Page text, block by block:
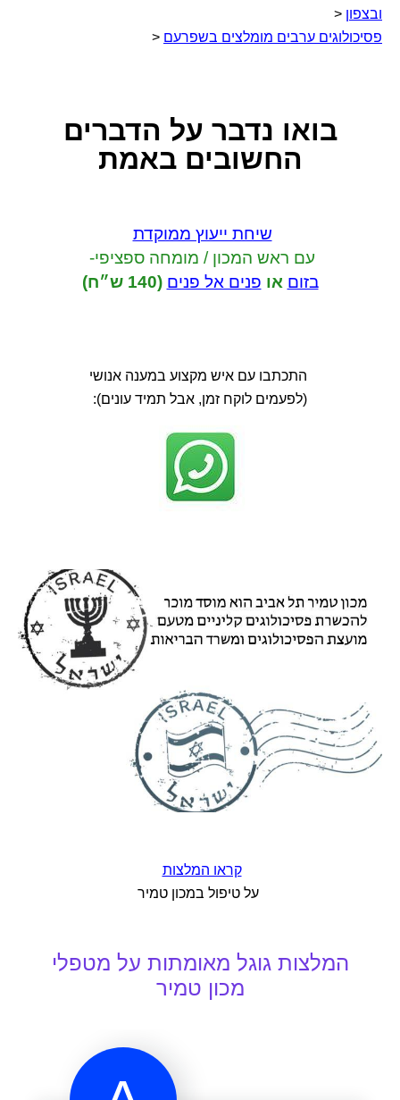
ובצפון <
פסיכולוגים ערבים מומלצים בשפרעם <
בואו נדבר על הדברים
החשובים באמת
שיחת ייעוץ ממוקדת
עם ראש המכון / מומחה ספציפי-
בזום או פנים אל פנים (140 ש״ח)
התכתבו עם איש מקצוע במענה אנושי
(לפעמים לוקח זמן, אבל תמיד עונים):
קראו המלצות
על טיפול במכון טמיר